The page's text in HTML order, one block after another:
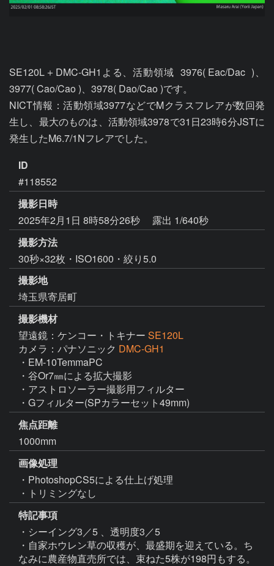
SE120L＋DMC-GH1よる、活動領域  3976( Eac/Dac  )、
3977( Cao/Cao )、3978( Dao/Cao )です。
NICT情報：活動領域3977などでMクラスフレアが数回発
生し、最大のものは、活動領域3978で31日23時6分JSTに
発生したM6.7/1Nフレアでした。
ID
#118552
撮影日時
2025年2月1日 8時58分26秒
露出 1/640秒
撮影方法
30秒×32枚・ISO1600・絞り5.0
撮影地
埼玉県寄居町
撮影機材
望遠鏡：ケンコー・トキナー SE120L
カメラ：パナソニック DMC-GH1
・EM-10TemmaPC
・谷Or7㎜による拡大撮影
・アストロソーラー撮影用フィルター
・Gフィルター(SPカラーセット49mm)
焦点距離
1000mm
画像処理
・PhotoshopCS5による仕上げ処理
・トリミングなし
特記事項
・シーイング3／5 、透明度3／5
・自家ホウレン草の収穫が、最盛期を迎えている。ち
なみに農産物直売所では、束ねた5株が198円もする。